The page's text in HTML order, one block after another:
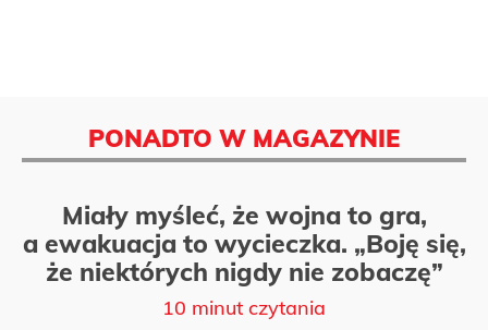
PONADTO W MAGAZYNIE
Miały myśleć, że wojna to gra,
a ewakuacja to wycieczka. „Boję się,
że niektórych nigdy nie zobaczę”
10 minut czytania